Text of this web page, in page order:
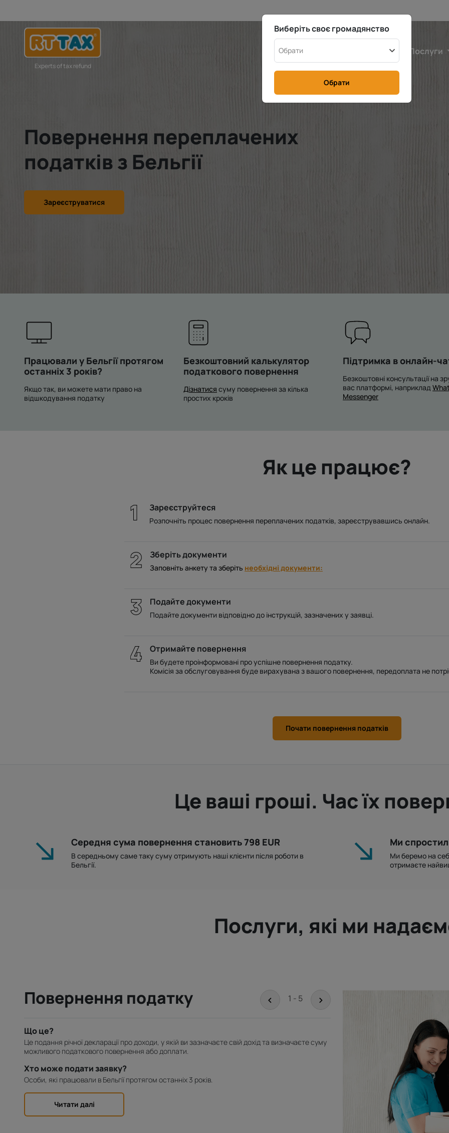
Experts of tax refund
Калькулятор Послуги
Повернення переплачених
податків з Бельгії
Зареєструватися
Працювали у Бельгії протягом
останніх 3 років?
Якщо так, ви можете мати право на
відшкодування податку
Безкоштовний калькулятор
податкового повернення
Дізнатися суму повернення за кілька
простих кроків
Підтримка в онлайн-
Безкоштовні консультації на
вас платформі, наприклад
Messenger
Як це працює?
Зареєструйтеся
Розпочніть процес повернення переплачених податків, зареєструвавшись онлайн.
Зберіть документи
Заповніть анкету та зберіть необхідні документи:
Подайте документи
Подайте документи відповідно до інструкцій, зазначених у заявці.
Отримайте повернення
Ви будете проінформовані про успішне повернення податку.
Комісія за обслуговування буде вирахувана з вашого повернення, передоплата не
Почати повернення податків
Це ваші гроші. Час їх
Середня сума повернення становить 798 EUR
В середньому саме таку суму отримують наші клієнти після роботи в
Бельгії.
Ми
Ми беремо на
отримаєте
Послуги, які ми
Повернення податку < 1 - 5 >
Що це?
Це подання річної декларації про доходи, у якій ви зазначаєте свій дохід та визначаєте суму
можливого податкового повернення або доплати.
Хто може подати заявку?
Особи, які працювали в Бельгії протягом останніх 3 років.
Читати далі
Виберіть своє громадянство
Обрати
Обрати